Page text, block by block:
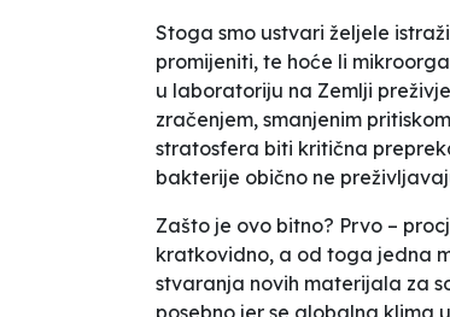
Stoga smo ustvari željele
promijeniti, te hoće li
u laboratoriju na Zemlji
zračenjem, smanjenim
stratosfera biti kritična
bakterije obično ne
Zašto je ovo bitno? Prvo –
kratkovidno, a od toga jedna
stvaranja novih materijala za
posebno jer se globalna klima